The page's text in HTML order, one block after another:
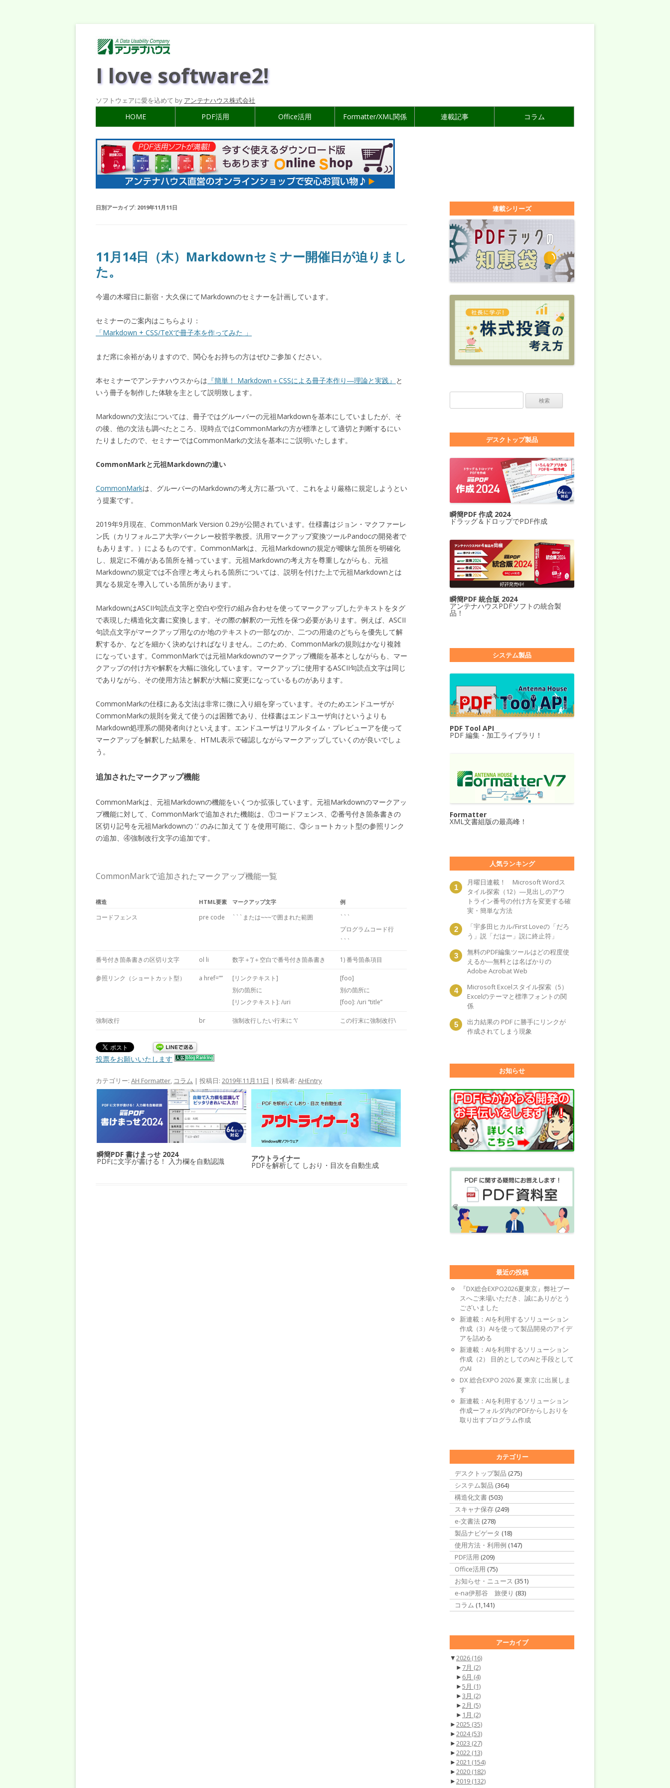
I love software2!
ソフトウェアに愛を込めて by アンテナハウス株式会社
HOME PDF活用 Office活用 Formatter/XML関係 連載記事 コラム
日別アーカイブ: 2019年11月11日
11月14日（木）Markdownセミナー開催日が迫りまし
た。
今週の木曜日に新宿・大久保にてMarkdownのセミナーを計画しています。
セミナーのご案内はこちらより：
「Markdown + CSS/TeXで冊子本を作ってみた 」
まだ席に余裕がありますので、関心をお持ちの方はぜひご参加ください。
本セミナーでアンテナハウスからは 『簡単！ Markdown＋CSSによる冊子本作り―理論と実践』 と
いう冊子を制作した体験を主として説明致します。
Markdownの文法については、冊子ではグルーバーの元祖Markdownを基本にしていましたが、そ
の後、他の文法も調べたところ、現時点ではCommonMarkの方が標準として適切と判断するにい
たりましたので、セミナーではCommonMarkの文法を基本にご説明いたします。
CommonMarkと元祖Markdownの違い
CommonMarkは、グルーバーのMarkdownの考え方に基づいて、これをより厳格に規定しようとい
う提案です。
2019年9月現在、 CommonMark Version 0.29が公開されています。仕様書はジョン・マクファーレ
ン氏（カリフォルニア大学バークレー校哲学教授。汎用マークアップ変換ツールPandocの開発者で
もあります。）によるものです。CommonMarkは、元祖Markdownの規定が曖昧な箇所を明確化
し、規定に不備がある箇所を補っています。元祖Markdownの考え方を尊重しながらも、元祖
Markdownの規定では不合理と考えられる箇所については、説明を付けた上で元祖Markdownとは
異なる規定を導入している箇所があります。
MarkdownはASCII句読点文字と空白や空行の組み合わせを使ってマークアップしたテキストをタグ
で表現した構造化文書に変換します。その際の解釈の一元性を保つ必要があります。例えば、ASCII
句読点文字がマークアップ用なのか地のテキストの一部なのか、二つの用途のどちらを優先して解
釈するか、などを細かく決めなければなりません。このため、CommonMarkの規則はかなり複雑
になっています。CommonMarkでは元祖Markdownのマークアップ機能を基本としながらも、マー
クアップの付け方や解釈を大幅に強化しています。マークアップに使用するASCII句読点文字は同じ
でありながら、その使用方法と解釈が大幅に変更になっているものがあります。
CommonMarkの仕様にある文法は非常に微に入り細を穿っています。そのためエンドユーザが
CommonMarkの規則を覚えて使うのは困難であり、仕様書はエンドユーザ向けというよりも
Markdown処理系の開発者向けといえます。エンドユーザはリアルタイム・プレビューアを使って
マークアップを解釈した結果を、HTML表示で確認しながらマークアップしていくのが良いでしょ
う。
追加されたマークアップ機能
CommonMarkは、元祖Markdownの機能をいくつか拡張しています。元祖Markdownのマークアッ
プ機能に対して、CommonMarkで追加された機能は、①コードフェンス、②番号付き箇条書きの
区切り記号を元祖Markdownの ‘.’ のみに加えて ‘)’ を使用可能に、③ショートカット型の参照リンク
の追加、④強制改行文字の追加です。
CommonMarkで追加されたマークアップ機能一覧
構造 HTML要素 マークアップ文字 例
コードフェンス pre code ```または~~~で囲まれた範囲
```
プログラムコード行
```
番号付き箇条書きの区切り文字 ol li 数字＋’)’＋空白で番号付き箇条書き 1) 番号箇条項目
参照リンク（ショートカット型） a href=””
[リンクテキスト]
別の箇所に
[リンクテキスト]: /uri
[foo]
別の箇所に
[foo]: /uri “title”
強制改行 br 強制改行したい行末に ‘\’ この行末に強制改行\
投票をお願いいたします
カテゴリー: AH Formatter, コラム | 投稿日: 2019年11月11日 | 投稿者: AHEntry
瞬簡PDF 書けまっせ 2024
PDFに文字が書ける！ 入力欄を自動認識 アウトライナー
PDFを解析して しおり・目次を自動生成
連載シリーズ
デスクトップ製品
瞬簡PDF 作成 2024
ドラッグ＆ドロップでPDF作成
瞬簡PDF 統合版 2024
アンテナハウスPDFソフトの統合製
品！
システム製品
PDF Tool API
PDF 編集・加工ライブラリ！
Formatter
XML文書組版の最高峰！
人気ランキング
月曜日連載！ Microsoft Wordス
タイル探索（12）―見出しのアウ
トライン番号の付け方を変更する確
実・簡単な方法
「宇多田ヒカル/First Loveの「だろ
う」説「だはー」説に終止符」
無料のPDF編集ツールはどの程度使
えるか―無料とは名ばかりの
Adobe Acrobat Web
Microsoft Excelスタイル探索（5）
Excelのテーマと標準フォントの関
係
出力結果の PDF に勝手にリンクが
作成されてしまう現象
お知らせ
最近の投稿
『DX総合EXPO2026夏東京』弊社ブー
スへご来場いただき、誠にありがとう
ございました
新連載：AIを利用するソリューション
作成（3）AIを使って製品開発のアイデ
アを詰める
新連載：AIを利用するソリューション
作成（2） 目的としてのAIと手段として
のAI
DX 総合EXPO 2026 夏 東京 に出展しま
す
新連載：AIを利用するソリューション
作成ーフォルダ内のPDFからしおりを
取り出すプログラム作成
カテゴリー
デスクトップ製品 (275)
システム製品 (364)
構造化文書 (503)
スキャナ保存 (249)
e-文書法 (278)
製品ナビゲータ (18)
使用方法・利用例 (147)
PDF活用 (209)
Office活用 (75)
お知らせ・ニュース (351)
e-na伊那谷 旅便り (83)
コラム (1,141)
アーカイブ
▼2026 (16)
► 7月 (2)
► 6月 (4)
►5月 (1)
►3月 (2)
►2月 (5)
► 1月 (2)
►2025 (35)
►2024(53)
►2023 (27)
►2022 (13)
►2021 (154)
►2020 (182)
►2019 (132)